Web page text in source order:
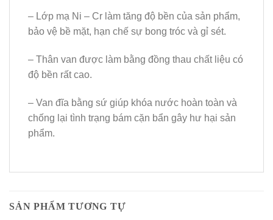
– Lớp mạ Ni – Cr làm tăng độ bền của sản phẩm,
bảo vệ bề mặt, hạn chế sự bong tróc và gỉ sét.
– Thân van được làm bằng đồng thau chất liệu có
độ bền rất cao.
– Van đĩa bằng sứ giúp khóa nước hoàn toàn và
chống lại tình trạng bám cặn bẩn gây hư hại sản
phẩm.
SẢN PHẨM TƯƠNG TỰ